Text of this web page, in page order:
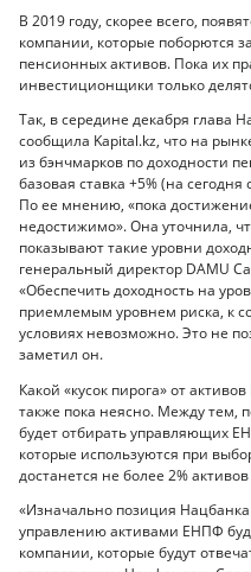
В 2019 году, скорее всего,
компании, которые поборются
пенсионных активов. Пока их
инвестиционщики только
Так, в середине декабря глава
сообщила Kapital.kz, что на
из бэнчмарков по доходности
базовая ставка +5% (на
По ее мнению, «пока
недостижимо». Она уточнила,
показывают такие уровни
генеральный директор DAMU
«Обеспечить доходность на
приемлемым уровнем риска, к
условиях невозможно. Это не
заметил он.
Какой «кусок пирога» от
также пока неясно. Между тем,
будет отбирать управляющих
которые используются при
достанется не более 2%
«Изначально позиция
управлению активами ЕНПФ
компании, которые будут